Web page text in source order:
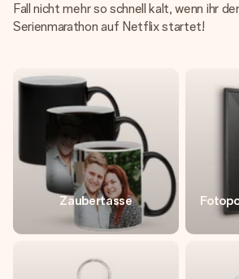
Fall nicht mehr so schnell kalt, wenn ihr
Serienmarathon auf Netflix startet!
Zaubertasse